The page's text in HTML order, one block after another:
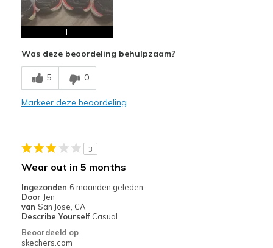
I
Was deze beoordeling behulpzaam?
5 0
Markeer deze beoordeling
3
Wear out in 5 months
Ingezonden 6 maanden geleden
Door Jen
van San Jose, CA
Describe Yourself Casual
Beoordeeld op
skechers.com